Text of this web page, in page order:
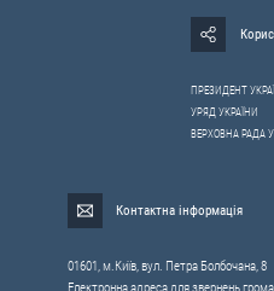
ПРЕЗИДЕНТ
УРЯД УКРАЇНИ
ВЕРХОВНА РАДА
Контактна інформація
01601, м.Київ, вул. Петра Болбочана, 8
Електронна адреса для звернень